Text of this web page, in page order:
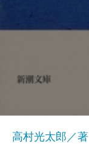
高村光太郎／著